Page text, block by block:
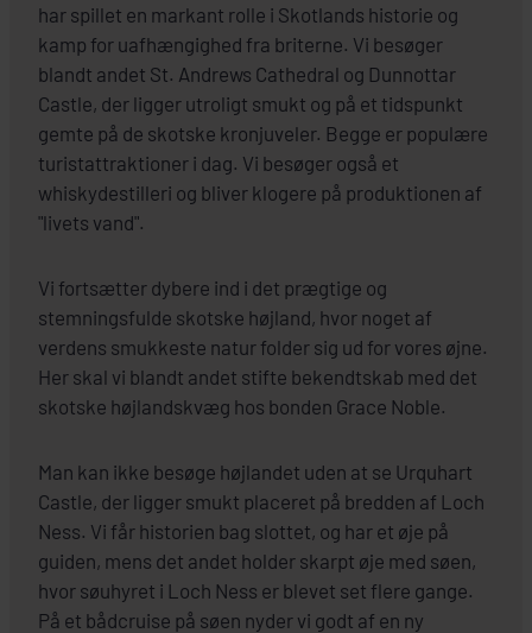
har spillet en markant rolle i Skotlands historie og
kamp for uafhængighed fra briterne. Vi besøger
blandt andet St. Andrews Cathedral og Dunnottar
Castle, der ligger utroligt smukt og på et tidspunkt
gemte på de skotske kronjuveler. Begge er populære
turistattraktioner i dag. Vi besøger også et
whiskydestilleri og bliver klogere på produktionen af
"livets vand".
Vi fortsætter dybere ind i det prægtige og
stemningsfulde skotske højland, hvor noget af
verdens smukkeste natur folder sig ud for vores øjne.
Her skal vi blandt andet stifte bekendtskab med det
skotske højlandskvæg hos bonden Grace Noble.
Man kan ikke besøge højlandet uden at se Urquhart
Castle, der ligger smukt placeret på bredden af Loch
Ness. Vi får historien bag slottet, og har et øje på
guiden, mens det andet holder skarpt øje med søen,
hvor søuhyret i Loch Ness er blevet set flere gange.
På et bådcruise på søen nyder vi godt af en ny